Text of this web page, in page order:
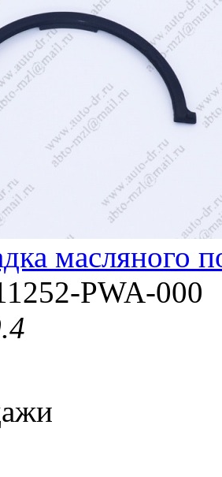
масляного
PWA-000